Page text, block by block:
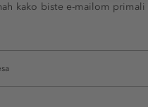
kako biste e-mailom